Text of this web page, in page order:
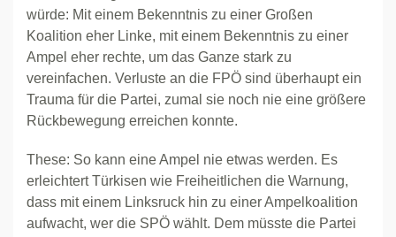
würde: Mit einem Bekenntnis zu einer Großen
Koalition eher Linke, mit einem Bekenntnis zu einer
Ampel eher rechte, um das Ganze stark zu
vereinfachen. Verluste an die FPÖ sind überhaupt ein
Trauma für die Partei, zumal sie noch nie eine größere
Rückbewegung erreichen konnte.
These: So kann eine Ampel nie etwas werden. Es
erleichtert Türkisen wie Freiheitlichen die Warnung,
dass mit einem Linksruck hin zu einer Ampelkoalition
aufwacht, wer die SPÖ wählt. Dem müsste die Partei